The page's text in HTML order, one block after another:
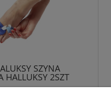
SZYNA
HALLUKSY 2SZT